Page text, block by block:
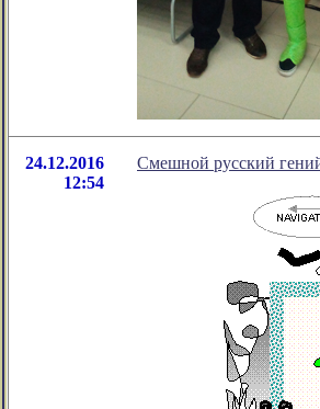
24.12.2016
12:54
Смешной русский